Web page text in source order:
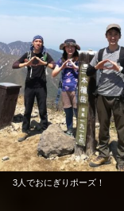
3人でおにぎりポーズ！